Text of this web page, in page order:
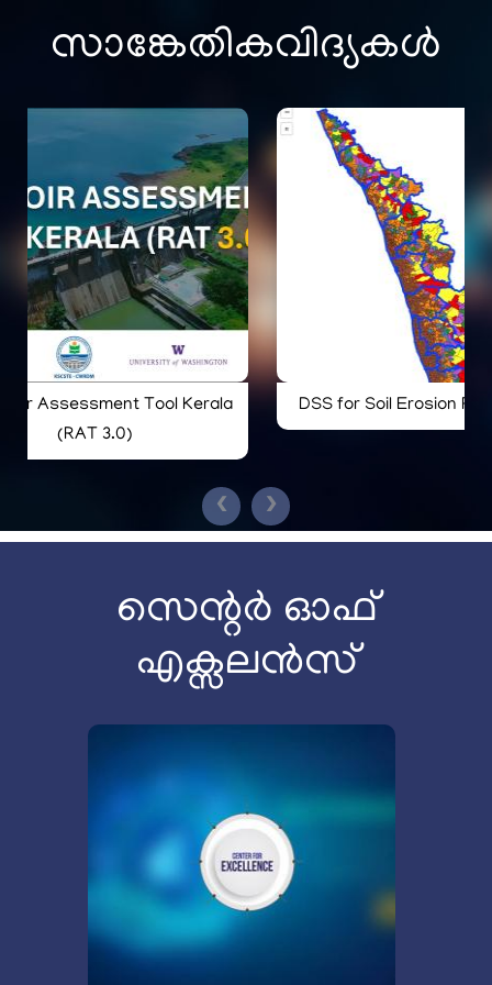
സാങ്കേതികവിദ്യകൾ
Assessment Tool Kerala
(RAT 3.0)
DSS for Soil Erosion
❮ ❯
സെന്റർ ഓഫ്
എക്സലൻസ്